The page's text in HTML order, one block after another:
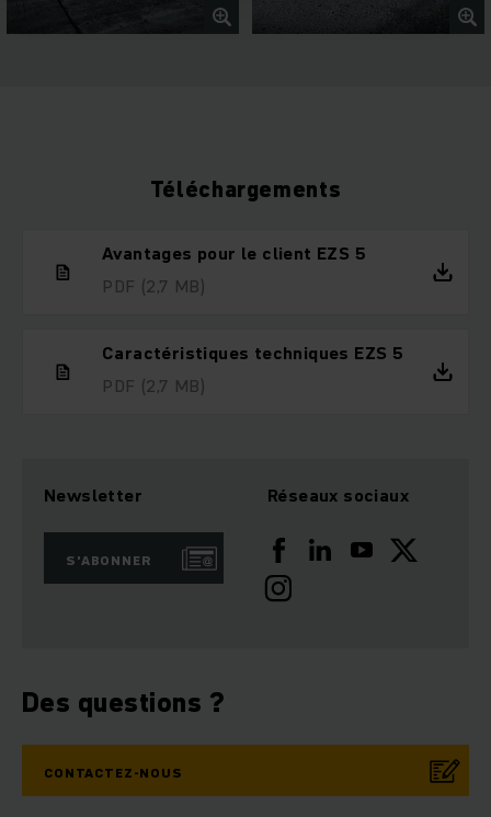
Téléchargements
Avantages pour le client EZS 5
PDF (2,7 MB)
Caractéristiques techniques EZS 5
PDF (2,7 MB)
Newsletter
S'ABONNER
Réseaux sociaux
Des questions ?
CONTACTEZ-NOUS